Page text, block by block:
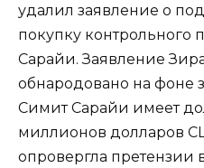
удалил заявление о
покупку контрольного
Сарайи. Заявление
обнародовано на фоне
Симит Сарайи имеет
миллионов долларов
опровергла претензии